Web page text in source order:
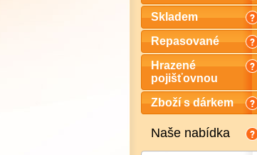
Skladem
Repasované
Hrazené
pojišťovnou
Zboží s dárkem
Naše nabídka